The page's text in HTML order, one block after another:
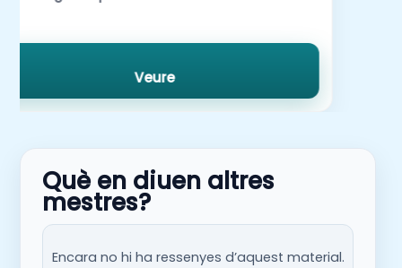
Veure
Què en diuen altres
mestres?
Encara no hi ha ressenyes d’aquest material.